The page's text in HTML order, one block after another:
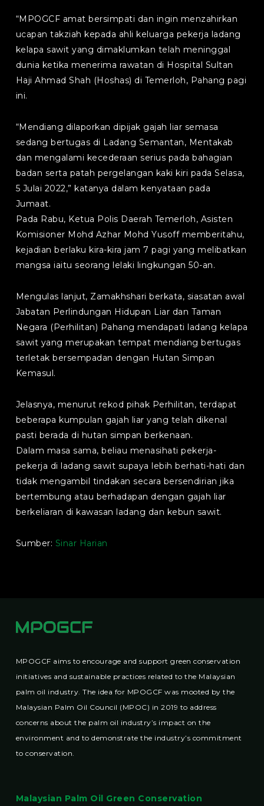
“MPOGCF amat bersimpati dan ingin menzahirkan
ucapan takziah kepada ahli keluarga pekerja ladang
kelapa sawit yang dimaklumkan telah meninggal
dunia ketika menerima rawatan di Hospital Sultan
Haji Ahmad Shah (Hoshas) di Temerloh, Pahang pagi
ini.
“Mendiang dilaporkan dipijak gajah liar semasa
sedang bertugas di Ladang Semantan, Mentakab
dan mengalami kecederaan serius pada bahagian
badan serta patah pergelangan kaki kiri pada Selasa,
5 Julai 2022,” katanya dalam kenyataan pada
Jumaat.
Pada Rabu, Ketua Polis Daerah Temerloh, Asisten
Komisioner Mohd Azhar Mohd Yusoff memberitahu,
kejadian berlaku kira-kira jam 7 pagi yang melibatkan
mangsa iaitu seorang lelaki lingkungan 50-an.
Mengulas lanjut, Zamakhshari berkata, siasatan awal
Jabatan Perlindungan Hidupan Liar dan Taman
Negara (Perhilitan) Pahang mendapati ladang kelapa
sawit yang merupakan tempat mendiang bertugas
terletak bersempadan dengan Hutan Simpan
Kemasul.
Jelasnya, menurut rekod pihak Perhilitan, terdapat
beberapa kumpulan gajah liar yang telah dikenal
pasti berada di hutan simpan berkenaan.
Dalam masa sama, beliau menasihati pekerja-
pekerja di ladang sawit supaya lebih berhati-hati dan
tidak mengambil tindakan secara bersendirian jika
bertembung atau berhadapan dengan gajah liar
berkeliaran di kawasan ladang dan kebun sawit.
Sumber: Sinar Harian
MPOGCF aims to encourage and support green conservation
initiatives and sustainable practices related to the Malaysian
palm oil industry. The idea for MPOGCF was mooted by the
Malaysian Palm Oil Council (MPOC) in 2019 to address
concerns about the palm oil industry’s impact on the
environment and to demonstrate the industry’s commitment
to conservation.
Malaysian Palm Oil Green Conservation